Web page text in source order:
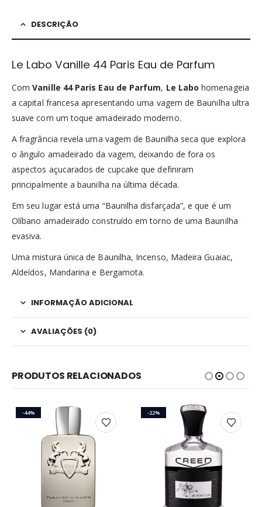
DESCRIÇÃO
Le Labo Vanille 44 Paris Eau de Parfum
ComVanille 44 Paris Eau de Parfum, Le Labo homenageia
a capital francesa apresentando uma vagem de Baunilha ultra
suave com um toque amadeirado moderno.
A fragrância revela uma vagem de Baunilha seca que explora
o ângulo amadeirado da vagem, deixando de fora os
aspectos açucarados de cupcake que definiram
principalmente a baunilha na última década.
Em seu lugar está uma “Baunilha disfarçada”, e que é um
Olíbano amadeirado construído em torno de uma Baunilha
evasiva.
Uma mistura única de Baunilha, Incenso, Madeira Guaiac,
Aldeídos, Mandarina e Bergamota.
INFORMAÇÃO ADICIONAL
AVALIAÇÕES (0)
PRODUTOS RELACIONADOS
-44% -22%